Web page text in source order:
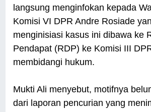
langsung menginfokan kepada
Komisi VI DPR Andre Rosiade
menginisiasi kasus ini dibawa ke
Pendapat (RDP) ke Komisi III
membidangi hukum.
Mukti Ali menyebut, motifnya
dari laporan pencurian yang